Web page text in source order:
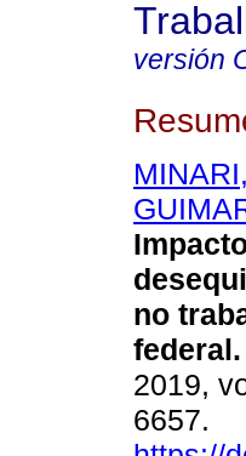
versión
no
federal.
2019,
6657.